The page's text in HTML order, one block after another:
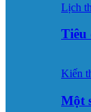
Lịch
Tiêu
Kiến
Một